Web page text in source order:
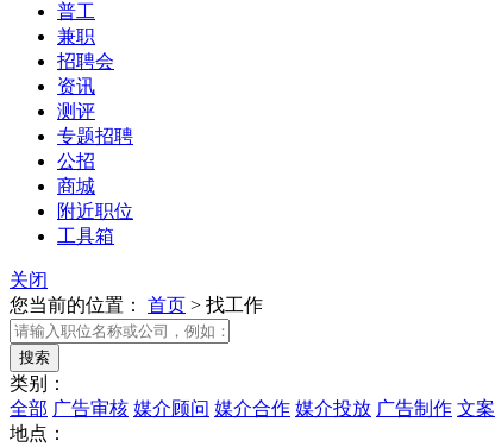
普工
兼职
招聘会
资讯
测评
专题招聘
公招
商城
附近职位
工具箱
关闭
您当前的位置： 首页 > 找工作
类别：
全部 广告审核 媒介顾问 媒介合作 媒介投放 广告制作 文案
地点：